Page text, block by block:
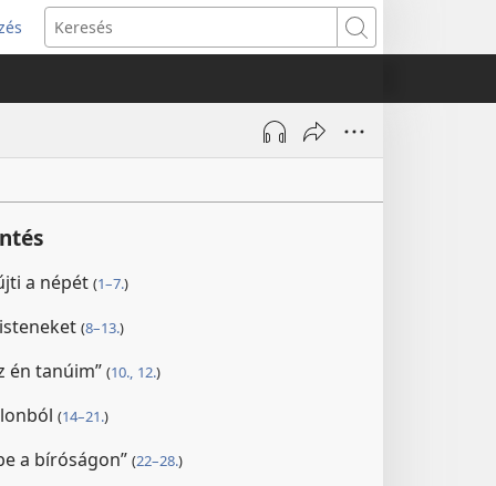
Keresés
a népét (1–7.)
(8–13.)
én tanúim” (10., 12.)
(14–21.)
a bíróságon” (22–28.)